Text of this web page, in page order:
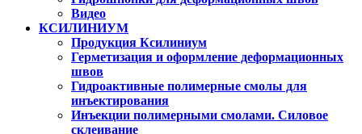
Видео
КСИЛИНИУМ
Продукция Ксилиниум
Герметизация и оформление деформационных
швов
Гидроактивные полимерные смолы для
инъектирования
Инъекции полимерными смолами. Силовое
склеивание